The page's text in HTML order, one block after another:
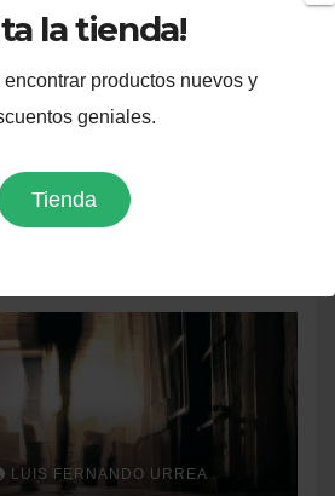
la tienda!
productos nuevos y
geniales.
Tienda
desde
LUIS FERNANDO URREA
LUIS FERNANDO URREA